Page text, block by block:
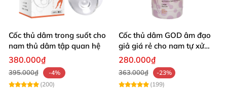
Cốc thủ dâm trong suốt cho
nam thủ dâm tập quan hệ
380.000₫
395.000₫
-4%
(200)
Cốc thủ dâm GOD âm đạo
giả giá rẻ cho nam tự xử
làm tình cực sướng
280.000₫
363.000₫
-23%
(199)